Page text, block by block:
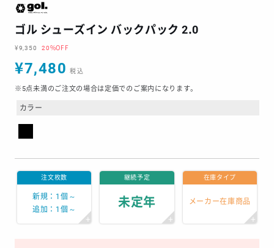
ゴル シューズイン バックパック 2.0
¥9,350 20%OFF
¥7,480
※5点未満のご注文の場合は定価でのご案内になります。
カラー
注文枚数
新規：1個～
追加：1個～
継続予定
未定年
在庫タイプ
メーカー在庫商品